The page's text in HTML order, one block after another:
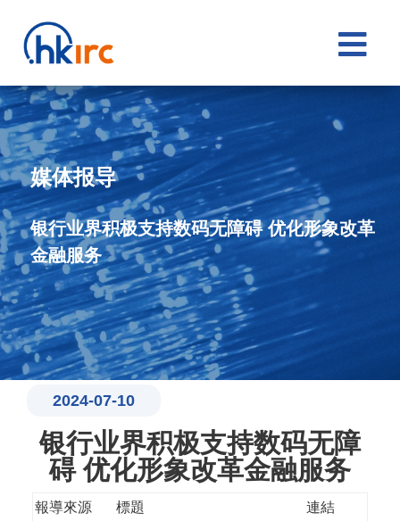

媒体报导
银行业界积极支持数码无障碍 优化形象改革
金融服务
2024-07-10
银行业界积极支持数码无障
碍 优化形象改革金融服务
報導來源 標題 連結